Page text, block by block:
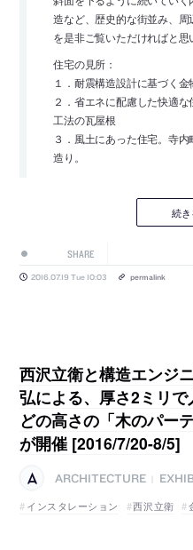
造など、歴史的な街並み、
を是非ご覧いただければと思
住宅の見所：
１．耐震構造設計に基づく金
２．省エネに配慮した快適
工法の瓦屋根
３．風土にあった住宅。寺
造り。
続
SHARE
2016.07.19 Tue 10:03 permalink
西沢立衛と構造エンジ
弘による、厚さ2ミリで
どの高さの「木のパー
が開催 [2016/7/20-8/5]
ARCHITECTURE
インスタレーション
西沢立衛